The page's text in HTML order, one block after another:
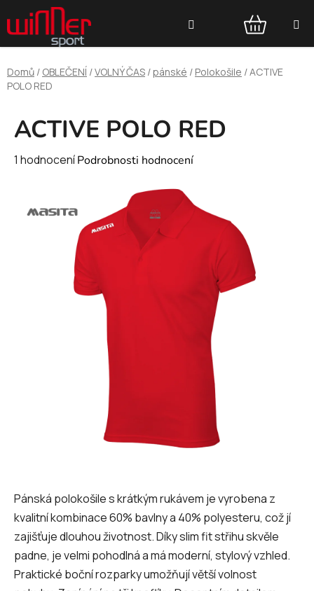
na
obsah
NÁKUPNÍ
KOŠÍK
Domů / OBLEČENÍ /VOLNÝ ČAS /pánské / Polokošile /ACTIVE
POLO RED
Pánská polokošile s krátkým rukávem je vyrobena z
kvalitní kombinace 60% bavlny a 40% polyesteru, což jí
zajišťuje dlouhou životnost. Díky slim fit střihu skvěle
padne, je velmi pohodlná a má moderní, stylový vzhled.
Praktické boční rozparky umožňují větší volnost
ACTIVE POLO RED
Průměrné
1 hodnoceníPodrobnosti hodnocení